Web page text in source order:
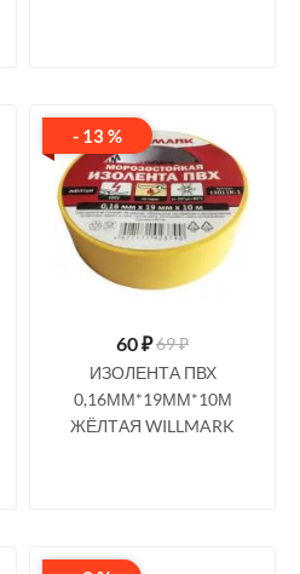
- 13 %
60₽69 ₽
ИЗОЛЕНТА ПВХ
0,16ММ*19ММ*10М
ЖЁЛТАЯ WILLMARK